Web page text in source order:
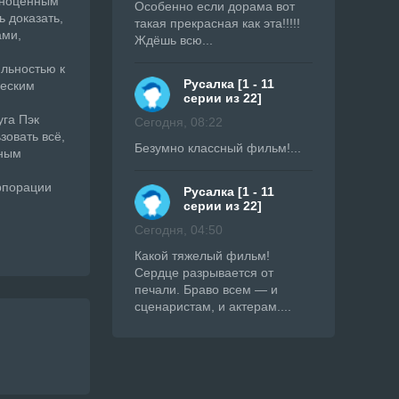
к
Пэк
всё,
Особенно если дорама вот
такая прекрасная как эта!!!!!
Ждёшь всю...
Русалка [1 - 11
серии из 22]
Сегодня, 08:22
Безумно классный фильм!...
Русалка [1 - 11
серии из 22]
Сегодня, 04:50
Какой тяжелый фильм!
Сердце разрывается от
печали. Браво всем — и
сценаристам, и актерам....